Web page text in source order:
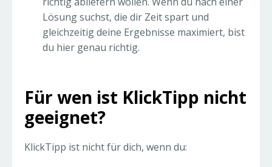
Lösung suchst, die dir Zeit spart und
gleichzeitig deine Ergebnisse maximiert, bist
du hier genau richtig.
Für wen ist KlickTipp nicht
geeignet?
KlickTipp ist nicht für dich, wenn du: